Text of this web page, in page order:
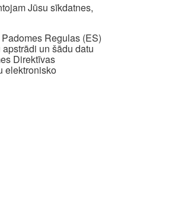
Jūsu sīkdatnes,
Regulas (ES)
un šādu datu
Direktīvas
elektronisko